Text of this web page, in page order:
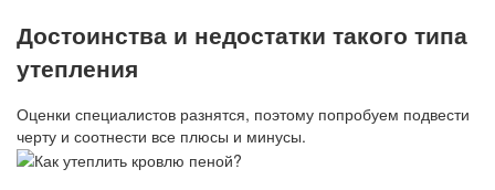
Достоинства и недостатки такого типа
утепления
Оценки специалистов разнятся, поэтому попробуем подвести
черту и соотнести все плюсы и минусы.